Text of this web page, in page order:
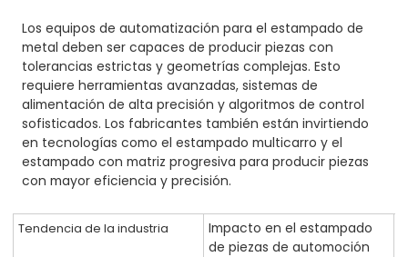
Los equipos de automatización para el estampado de
metal deben ser capaces de producir piezas con
tolerancias estrictas y geometrías complejas. Esto
requiere herramientas avanzadas, sistemas de
alimentación de alta precisión y algoritmos de control
sofisticados. Los fabricantes también están invirtiendo
en tecnologías como el estampado multicarro y el
estampado con matriz progresiva para producir piezas
con mayor eficiencia y precisión.
Tendencia de la industria
Impacto en el estampado
de piezas de automoción